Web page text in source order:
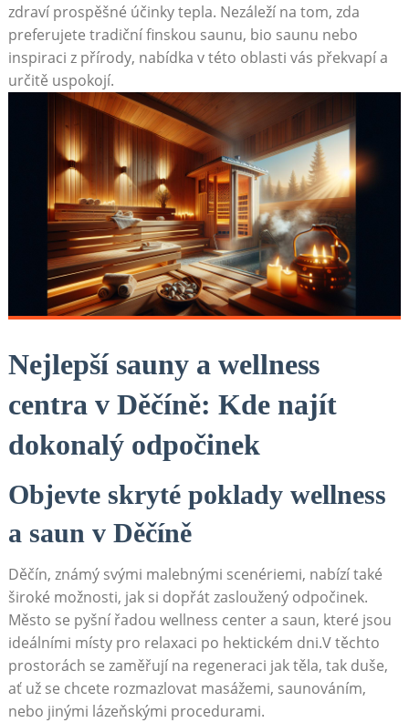
zdraví prospěšné účinky tepla. Nezáleží⁢ na tom, zda
preferujete tradiční ⁢finskou saunu,​ bio saunu nebo
inspiraci⁤ z​ přírody, nabídka v této oblasti vás⁤ překvapí a
určitě ⁢uspokojí.
Nejlepší sauny⁣ a wellness
centra ​v Děčíně: Kde najít⁢
dokonalý‍ odpočinek
Objevte ⁢skryté poklady wellness
a saun ​v ​Děčíně
Děčín, známý⁤ svými malebnými scenériemi, nabízí také
široké možnosti, jak‍ si dopřát zasloužený ‌odpočinek.
Město ⁣se⁢ pyšní ⁣řadou wellness center a saun, které jsou
ideálními místy pro relaxaci po hektickém dni.V těchto
prostorách se zaměřují na regeneraci jak ​těla, ‌tak duše,
ať ⁤už se chcete⁣ rozmazlovat masážemi, saunováním,
nebo‌ jinými ⁣lázeňskými procedurami.